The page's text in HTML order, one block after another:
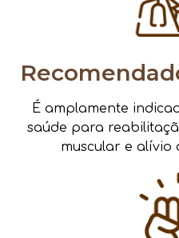
É amplamente
saúde para
muscular e alívio